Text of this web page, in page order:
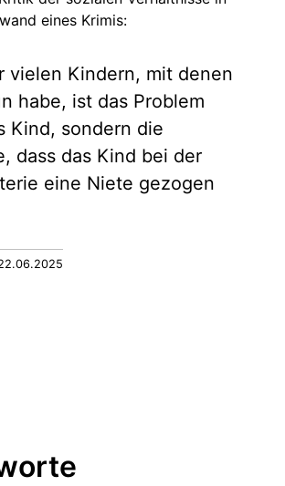
eines Krimis:
vielen Kindern, mit denen
habe, ist das Problem
Kind, sondern die
dass das Kind bei der
eine Niete gezogen